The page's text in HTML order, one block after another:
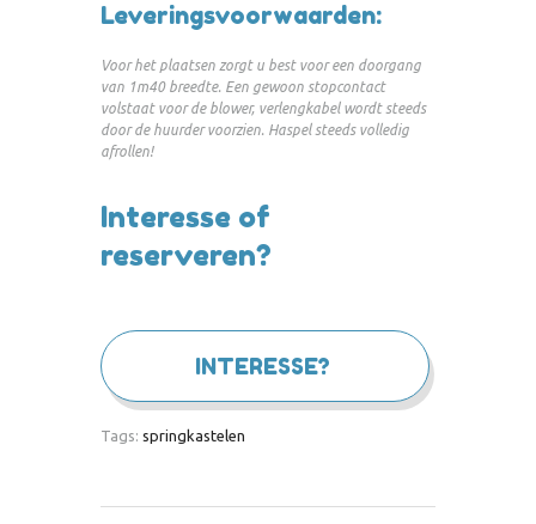
Leveringsvoorwaarden:
Voor het plaatsen zorgt u best voor een doorgang
van 1m40 breedte. Een gewoon stopcontact
volstaat voor de blower, verlengkabel wordt steeds
door de huurder voorzien. Haspel steeds volledig
afrollen!
Interesse of
reserveren?
INTERESSE?
Tags: springkastelen